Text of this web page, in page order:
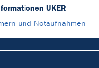
UKER
und Notaufnahmen